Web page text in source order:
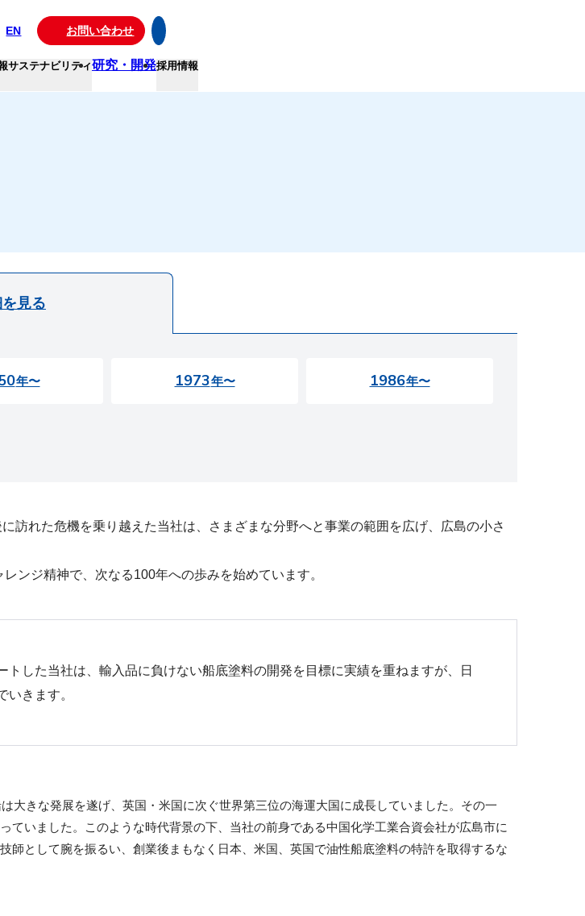
EN お問い合わせ
サステナビリティ研究・開発採用情報
見る
年〜 1973年〜 1986年〜
訪れた危機を乗り越えた当社は、さまざまな分野へと事業の範囲を広げ、広島の小さ
ンジ精神で、次なる100年への歩みを始めています。
トした当社は、輸入品に負けない船底塗料の開発を目標に実績を重ねますが、日
きます。
大きな発展を遂げ、英国・米国に次ぐ世界第三位の海運大国に成長していました。その一
ていました。このような時代背景の下、当社の前身である中国化学工業合資会社が広島市に
師として腕を振るい、創業後まもなく日本、米国、英国で油性船底塗料の特許を取得するな